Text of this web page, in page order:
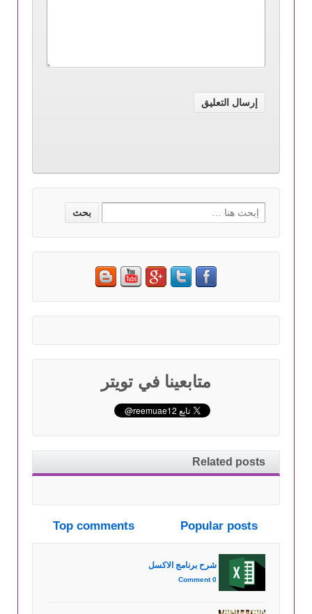
Search for:
متابعينا في تويتر
Related posts
Popular posts
Top comments
شرح برنامج الاكسل
0 Comment